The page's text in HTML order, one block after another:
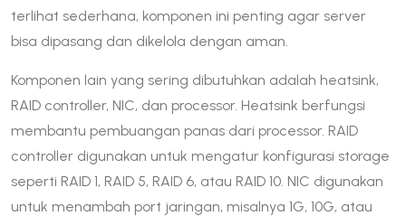
terlihat sederhana, komponen ini penting agar server
bisa dipasang dan dikelola dengan aman.
Komponen lain yang sering dibutuhkan adalah heatsink,
RAID controller, NIC, dan processor. Heatsink berfungsi
membantu pembuangan panas dari processor. RAID
controller digunakan untuk mengatur konfigurasi storage
seperti RAID 1, RAID 5, RAID 6, atau RAID 10. NIC digunakan
untuk menambah port jaringan, misalnya 1G, 10G, atau